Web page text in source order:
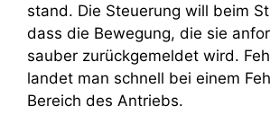
stand. Die Steuerung will beim
dass die Bewegung, die sie
sauber zurückgemeldet wird.
landet man schnell bei einem
Bereich des Antriebs.